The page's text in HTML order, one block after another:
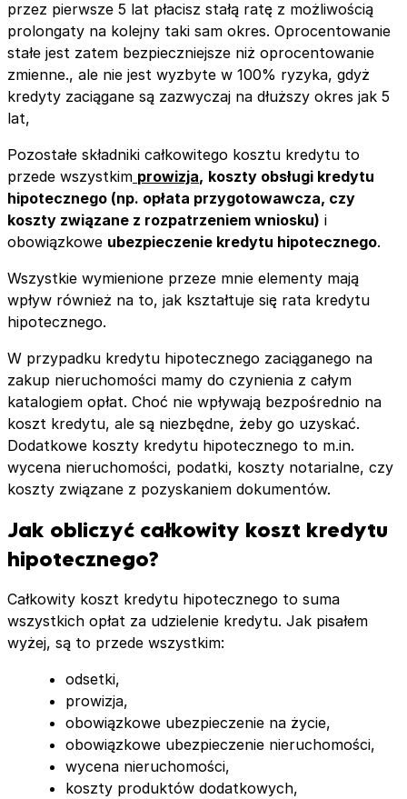
przez pierwsze 5 lat płacisz stałą ratę z możliwością
prolongaty na kolejny taki sam okres. Oprocentowanie
stałe jest zatem bezpieczniejsze niż oprocentowanie
zmienne., ale nie jest wyzbyte w 100% ryzyka, gdyż
kredyty zaciągane są zazwyczaj na dłuższy okres jak 5
lat,
Pozostałe składniki całkowitego kosztu kredytu to
przede wszystkim prowizja, koszty obsługi kredytu
hipotecznego (np. opłata przygotowawcza, czy
koszty związane z rozpatrzeniem wniosku) i
obowiązkowe ubezpieczenie kredytu hipotecznego.
Wszystkie wymienione przeze mnie elementy mają
wpływ również na to, jak kształtuje się rata kredytu
hipotecznego.
W przypadku kredytu hipotecznego zaciąganego na
zakup nieruchomości mamy do czynienia z całym
katalogiem opłat. Choć nie wpływają bezpośrednio na
koszt kredytu, ale są niezbędne, żeby go uzyskać.
Dodatkowe koszty kredytu hipotecznego to m.in.
wycena nieruchomości, podatki, koszty notarialne, czy
koszty związane z pozyskaniem dokumentów.
Jak obliczyć całkowity koszt kredytu
hipotecznego?
Całkowity koszt kredytu hipotecznego to suma
wszystkich opłat za udzielenie kredytu. Jak pisałem
wyżej, są to przede wszystkim:
odsetki,
prowizja,
obowiązkowe ubezpieczenie na życie,
obowiązkowe ubezpieczenie nieruchomości,
wycena nieruchomości,
koszty produktów dodatkowych,